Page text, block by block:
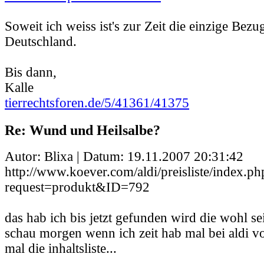
Soweit ich weiss ist's zur Zeit die einzige
Deutschland.
Bis dann,
Kalle
tierrechtsforen.de/5/41361/41375
Re: Wund und Heilsalbe?
Autor: Blixa | Datum: 19.11.2007 20:31:42
http://www.koever.com/aldi/preisliste/
request=produkt&ID=792
das hab ich bis jetzt gefunden wird die wohl
schau morgen wenn ich zeit hab mal bei aldi
mal die inhaltsliste...